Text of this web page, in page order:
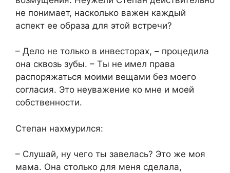
не понимает, насколько важен каждый
аспект ее образа для этой встречи?
– Дело не только в инвесторах, – процедила
она сквозь зубы. – Ты не имел права
распоряжаться моими вещами без моего
согласия. Это неуважение ко мне и моей
собственности.
Степан нахмурился:
– Слушай, ну чего ты завелась? Это же моя
мама. Она столько для меня сделала,